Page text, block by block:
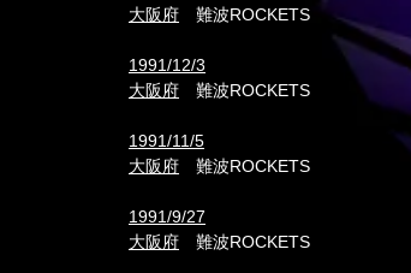
大阪府 難波ROCKETS
1991/12/3
大阪府 難波ROCKETS
1991/11/5
大阪府 難波ROCKETS
1991/9/27
大阪府 難波ROCKETS